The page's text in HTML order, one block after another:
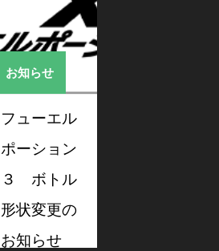
2026/05/01
お知らせ
フューエル
ポーション
３ ボトル
形状変更の
お知らせ